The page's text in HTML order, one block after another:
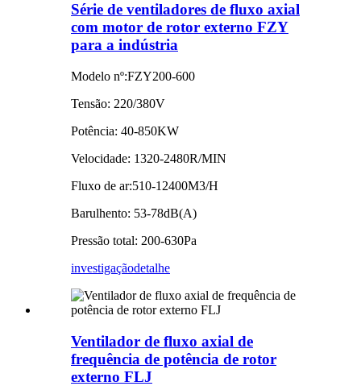
Série de ventiladores de fluxo axial
com motor de rotor externo FZY
para a indústria
Modelo nº:FZY200-600
Tensão: 220/380V
Potência: 40-850KW
Velocidade: 1320-2480R/MIN
Fluxo de ar:510-12400M3/H
Barulhento: 53-78dB(A)
Pressão total: 200-630Pa
investigaçãodetalhe
Ventilador de fluxo axial de
frequência de potência de rotor
externo FLJ